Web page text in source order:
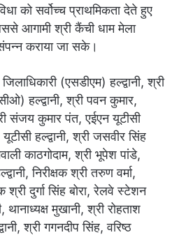
को सर्वोच्च प्राथमिकता देते हुए
आगामी श्री कैंची धाम मेला
कराया जा सके।
(एसडीएम) हल्द्वानी, श्री
हल्द्वानी, श्री पवन कुमार,
संजय कुमार पंत, एईएन यूटीसी
हल्द्वानी, श्री जसवीर सिंह
काठगोदाम, श्री भूपेश पांडे,
निरीक्षक श्री तरुण वर्मा,
श्री दुर्गा सिंह बोरा, रेलवे स्टेशन
मुखानी, श्री रोहताश
श्री गगनदीप सिंह, वरिष्ठ